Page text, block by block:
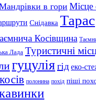
в гори Місце
Снідавка Тарас
Косівщина
Лада Туристичні
гуцуліягід еко-
полонина похід піші